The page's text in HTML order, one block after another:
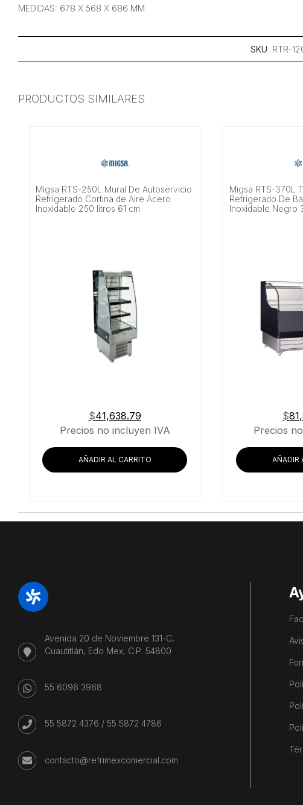
MEDIDAS: 678 X 568 X 686 MM
SKU: RTR-
PRODUCTOS SIMILARES
Migsa RTS-250L Mural De Autoservicio
Refrigerado Cortina de Aire Acero
Inoxidable 250 litros 61 cm
$41,638.79
Precios no incluyen IVA
AÑADIR AL CARRITO
Migsa RTS-370L
Refrigerado De
Inoxidable Negro
$
Precios
AÑADIR
Avenida 20 de Noviembre 131-C,
Cuautitlán, Edo Mex, C.P. 54800
55 6096 3968
55 5872 4376 / 55 5872 4786
contacto@refrimexcomercial.com